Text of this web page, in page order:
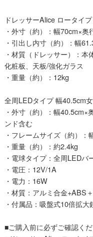
ドレッサーAlice ロータイ
・外寸（約）：幅70cm×
・引出し内寸（約）：幅
・材質（ドレッサー）：
化粧板、天板/強化ガラス
・重量（約）：12kg
全周LEDタイプ 幅40.5cm
・外寸（約）：幅
ンド含む
・フレームサイズ（約）
・重量（約）：約2.4kg
・電球タイプ：全周LEDバ
・電圧：12V/1A
・電力：16W
・材質：アルミ合金+ABS
・付属品：吸盤式10倍拡大
■ご購入前に必ずご確認く